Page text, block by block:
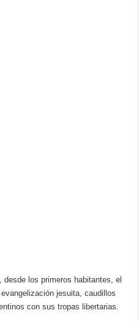
los primeros habitantes, el
jesuita, caudillos
con sus tropas libertarias.